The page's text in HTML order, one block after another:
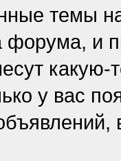
темы
форума, и
у вас